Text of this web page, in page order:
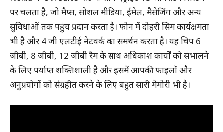
पर चलता है, जो मैप्स, सोशल मीडिया, ईमेल, मैसेजिंग और अन्य
सुविधाओं तक पहुंच प्रदान करता है। फोन में दोहरी सिम कार्यक्षमता
भी है और 4 जी एलटीई नेटवर्क का समर्थन करता है। यह चिप 6
जीबी, 8 जीबी, 12 जीबी रैम के साथ अधिकांश कार्यों को संभालने
के लिए पर्याप्त शक्तिशाली है और इसमें आपकी फाइलों और
अनुप्रयोगों को संग्रहीत करने के लिए बहुत सारी मेमोरी भी है।